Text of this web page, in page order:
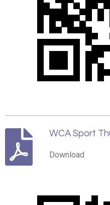
WCA Sport
Download